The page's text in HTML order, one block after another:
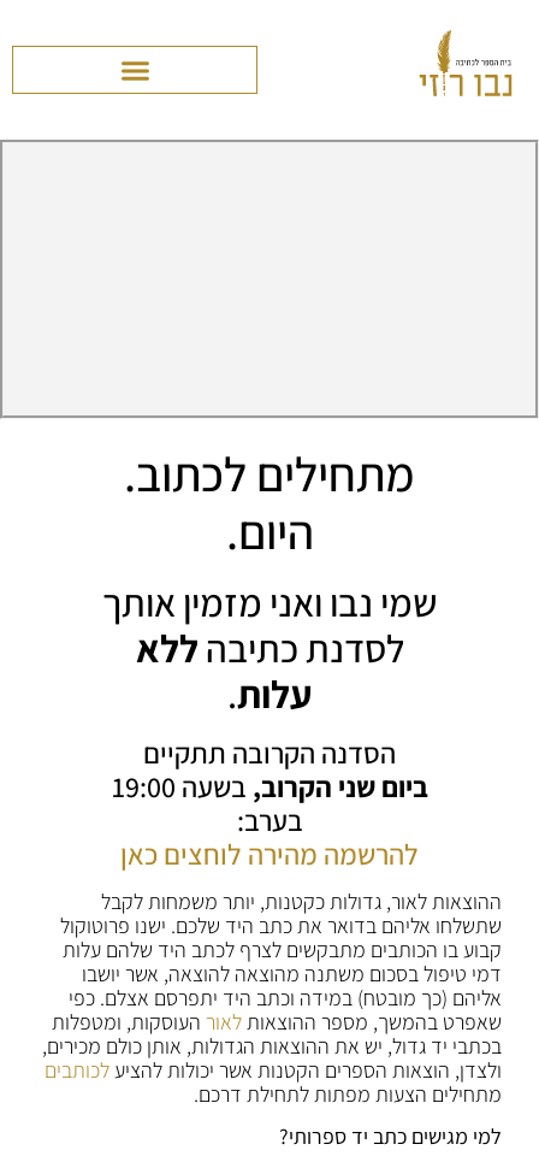
מתחילים לכתוב.
היום.
שמי נבו ואני מזמין אותך
לסדנת כתיבהללא
עלות.
הסדנה הקרובה תתקיים
ביום שני הקרוב,
בשעה 19:00
בערב:
להרשמה מהירה לוחצים כאן
ההוצאות לאור, גדולות כקטנות, יותר משמחות לקבל
שתשלחו אליהם בדואר את כתב היד שלכם. ישנו פרוטוקול
קבוע בו הכותבים מתבקשים לצרף לכתב היד שלהם עלות
דמי טיפול בסכום משתנה מהוצאה להוצאה, אשר יושבו
אליהם (כך מובטח) במידה וכתב היד יתפרסם אצלם. כפי
שאפרט בהמשך, מספר ההוצאותלאור העוסקות, ומטפלות
בכתבי יד גדול, יש את ההוצאות הגדולות, אותן כולם מכירים,
ולצדן, הוצאות הספרים הקטנות אשר יכולות להציעלכותבים
מתחילים הצעות מפתות לתחילת דרכם.
למי מגישים כתב יד ספרותי?